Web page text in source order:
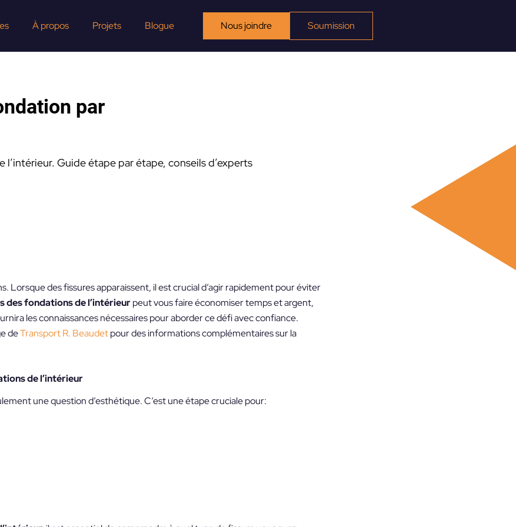
À propos Projets Blogue Nous joindre Soumission
par
Guide étape par étape, conseils d’experts
Lorsque des fissures apparaissent, il est crucial d’agir rapidement pour éviter
des fondations de l’intérieurpeut vous faire économiser temps et argent,
les connaissances nécessaires pour aborder ce défi avec confiance.
deTransport R. Beaudetpour des informations complémentaires sur la
de l’intérieur
une question d’esthétique. C’est une étape cruciale pour: